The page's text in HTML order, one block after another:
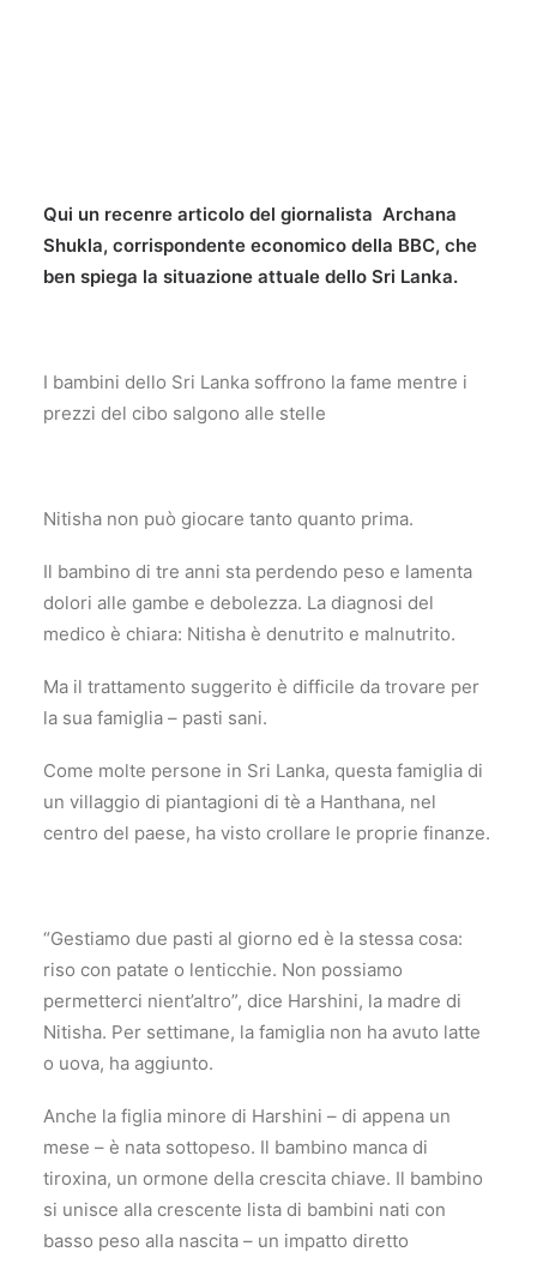
Qui un recenre articolo del giornalista Archana
Shukla, corrispondente economico della BBC, che
ben spiega la situazione attuale dello Sri Lanka.
I bambini dello Sri Lanka soffrono la fame mentre i
prezzi del cibo salgono alle stelle
Nitisha non può giocare tanto quanto prima.
Il bambino di tre anni sta perdendo peso e lamenta
dolori alle gambe e debolezza. La diagnosi del
medico è chiara: Nitisha è denutrito e malnutrito.
Ma il trattamento suggerito è difficile da trovare per
la sua famiglia – pasti sani.
Come molte persone in Sri Lanka, questa famiglia di
un villaggio di piantagioni di tè a Hanthana, nel
centro del paese, ha visto crollare le proprie finanze.
“Gestiamo due pasti al giorno ed è la stessa cosa:
riso con patate o lenticchie. Non possiamo
permetterci nient’altro”, dice Harshini, la madre di
Nitisha. Per settimane, la famiglia non ha avuto latte
o uova, ha aggiunto.
Anche la figlia minore di Harshini – di appena un
mese – è nata sottopeso. Il bambino manca di
tiroxina, un ormone della crescita chiave. Il bambino
si unisce alla crescente lista di bambini nati con
basso peso alla nascita – un impatto diretto